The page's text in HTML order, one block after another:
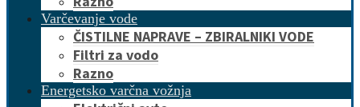
Varčevanje vode
ČISTILNE NAPRAVE – ZBIRALNIKI VODE
Filtri za vodo
Razno
Energetsko varčna vožnja